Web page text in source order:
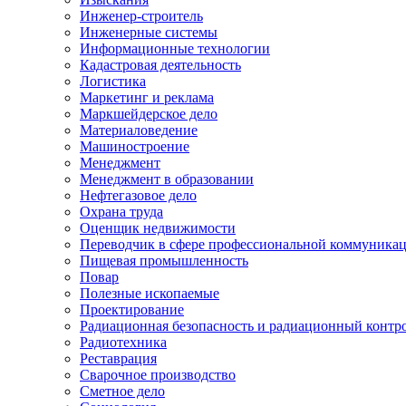
Инженер-строитель
Инженерные системы
Информационные технологии
Кадастровая деятельность
Логистика
Маркетинг и реклама
Маркшейдерское дело
Материаловедение
Машиностроение
Менеджмент
Менеджмент в образовании
Нефтегазовое дело
Охрана труда
Оценщик недвижимости
Переводчик в сфере профессиональной
Пищевая промышленность
Повар
Полезные ископаемые
Проектирование
Радиационная безопасность и радиационный
Радиотехника
Реставрация
Сварочное производство
Сметное дело